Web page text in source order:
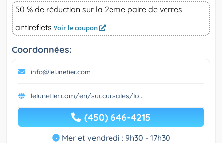
50 % de réduction sur la 2ème paire de verres
antireflets Voir le coupon
Coordonnées:
info@lelunetier.com
lelunetier.com/en/succursales/lo...
(450) 646-4215
Mer et vendredi : 9h30 - 17h30